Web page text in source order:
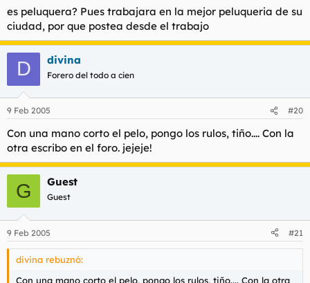
Es muy triste que tú voto valga lo mismo que el mío
es peluquera? Pues trabajara en la mejor peluqueria de su
ciudad, por que postea desde el trabajo
D divina
Forero del todo a cien
9 Feb 2005 #20
Con una mano corto el pelo, pongo los rulos, tiño.... Con la
otra escribo en el foro. jejeje!
G Guest
Guest
9 Feb 2005 #21
divina rebuznó:
Con una mano corto el pelo, pongo los rulos, tiño.... Con la otra